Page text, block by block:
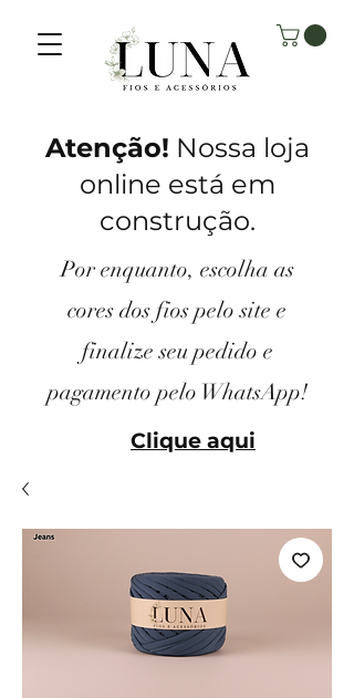
Atenção! Nossa loja
online está em
construção.
Por enquanto, escolha as
cores dos fios pelo site e
finalize seu pedido e
pagamento pelo WhatsApp!
Clique aqui